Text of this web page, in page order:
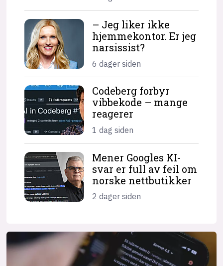
– Jeg liker ikke
hjemme­kontor. Er jeg
narsissist?
6 dager siden
Codeberg forbyr
vibbekode – mange
reagerer
1 dag siden
Mener Googles KI-
svar er full av feil om
norske nettbutikker
2 dager siden